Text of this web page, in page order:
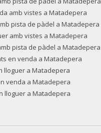
amb vistes a Matadepera
pista de pàdel a Matadepera
amb vistes a Matadepera
pista de pàdel a Matadepera
en venda a Matadepera
lloguer a Matadepera
venda a Matadepera
lloguer a Matadepera